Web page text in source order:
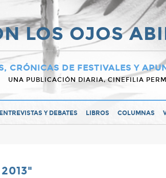
LOS OJOS
CRÓNICAS DE FESTIVALES Y
UNA PUBLICACIÓN DIARIA, CINEFILIA
ENTREVISTAS Y DEBATES LIBROS COLUMNAS